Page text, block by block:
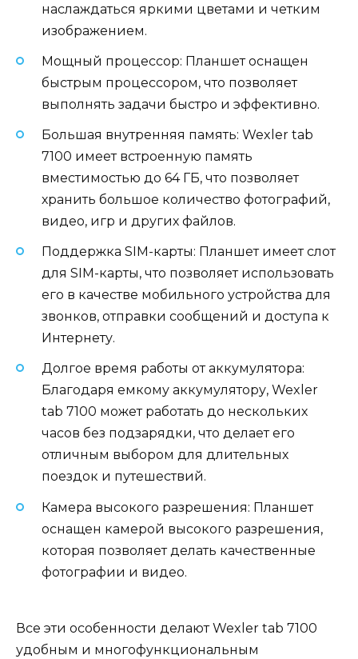
наслаждаться яркими цветами и четким
изображением.
Мощный процессор: Планшет оснащен
быстрым процессором, что позволяет
выполнять задачи быстро и эффективно.
Большая внутренняя память: Wexler tab
7100 имеет встроенную память
вместимостью до 64 ГБ, что позволяет
хранить большое количество фотографий,
видео, игр и других файлов.
Поддержка SIM-карты: Планшет имеет слот
для SIM-карты, что позволяет использовать
его в качестве мобильного устройства для
звонков, отправки сообщений и доступа к
Интернету.
Долгое время работы от аккумулятора:
Благодаря емкому аккумулятору, Wexler
tab 7100 может работать до нескольких
часов без подзарядки, что делает его
отличным выбором для длительных
поездок и путешествий.
Камера высокого разрешения: Планшет
оснащен камерой высокого разрешения,
которая позволяет делать качественные
фотографии и видео.
Все эти особенности делают Wexler tab 7100
удобным и многофункциональным